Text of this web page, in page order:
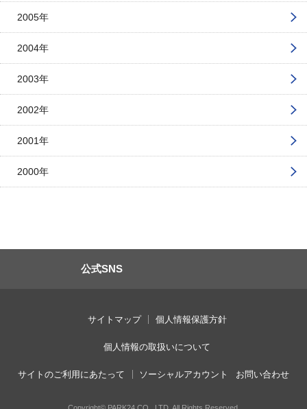
2005年
2004年
2003年
2002年
2001年
2000年
公式SNS
サイトマップ 個人情報保護方針
個人情報の取扱いについて
サイトのご利用にあたって ソーシャルアカウント お問い合わせ